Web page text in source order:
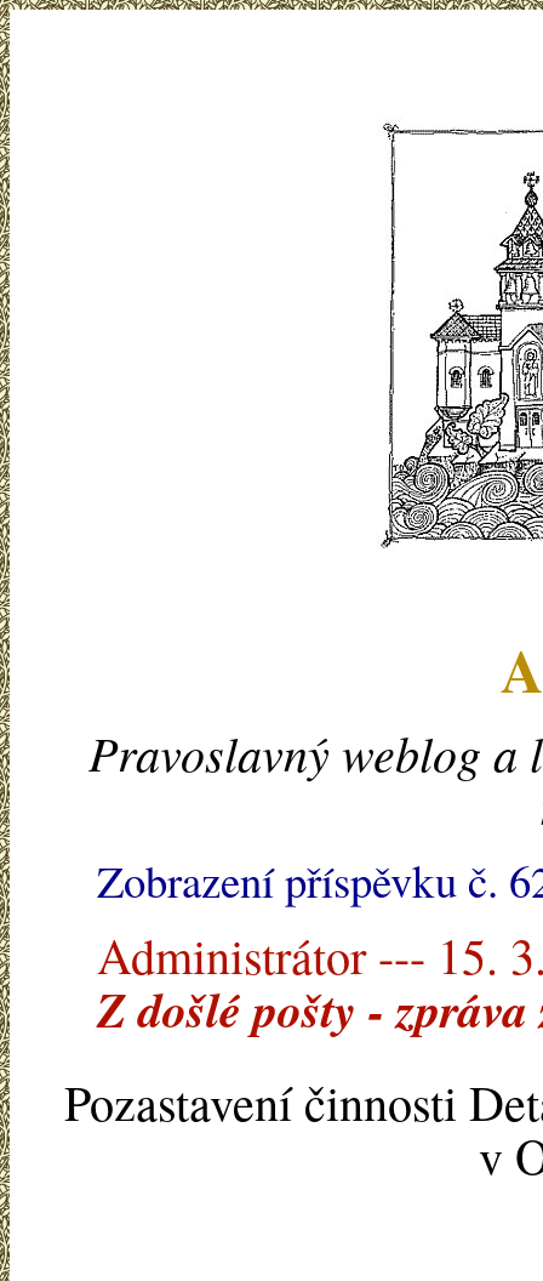
Pravoslavný weblog a
Zobrazení příspěvku č.
Administrátor --- 15.
Z došlé pošty -
Pozastavení činnosti
v